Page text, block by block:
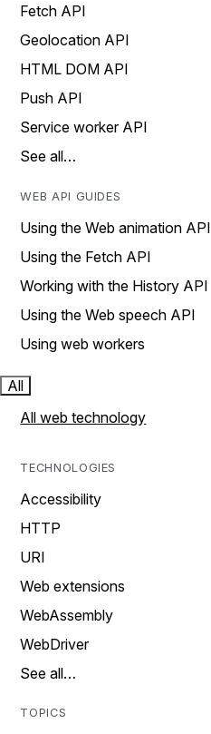
Fetch API
Geolocation API
HTML DOM API
Push API
Service worker API
See all…
WEB API GUIDES
Using the Web animation API
Using the Fetch API
Working with the History API
Using the Web speech API
Using web workers
All
All web technology
TECHNOLOGIES
Accessibility
HTTP
URI
Web extensions
WebAssembly
WebDriver
See all…
TOPICS